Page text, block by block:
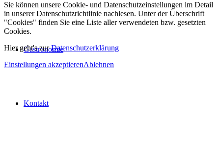
Gastronomie
Kontakt
Sie können unsere Cookie- und Datenschutzeinstellungen im Detail
in unserer Datenschutzrichtlinie nachlesen. Unter der Überschrift
"Cookies" finden Sie eine Liste aller verwendeten bzw. gesetzten
Cookies.
Hier geht's zurDatenschutzerklärung
Einstellungen akzeptierenAblehnen